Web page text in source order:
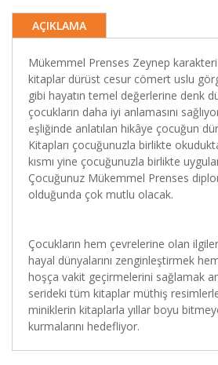
AÇIKLAMA
Mükemmel Prenses Zeynep karakteri
kitaplar dürüst cesur cömert uslu
gibi hayatın temel değerlerine denk
çocukların daha iyi anlamasını
eşliğinde anlatılan hikâye çocuğun
Kitapları çocuğunuzla birlikte
kısmı yine çocuğunuzla birlikte
Çocuğunuz Mükemmel Prenses
olduğunda çok mutlu olacak.
Çocukların hem çevrelerine olan
hayal dünyalarını zenginleştirmek
hoşça vakit geçirmelerini sağlamak
serideki tüm kitaplar müthiş
miniklerin kitaplarla yıllar boyu
kurmalarını hedefliyor.